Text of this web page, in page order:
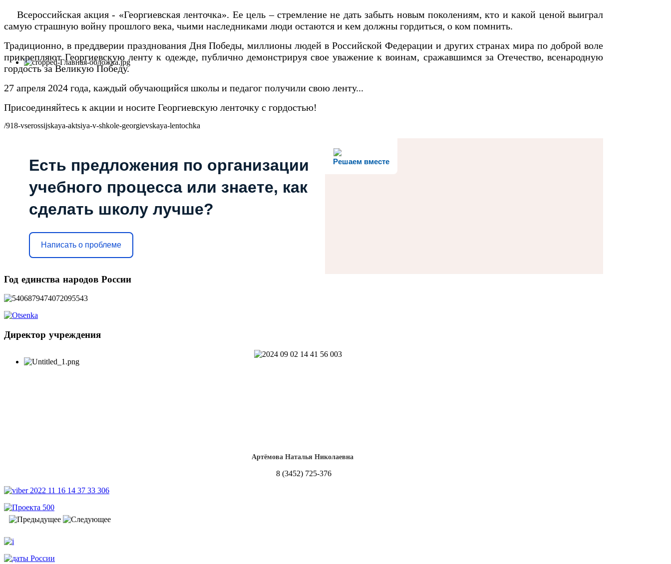
Всероссийская акция - «Георгиевская ленточка». Ее цель – стремление не дать забыть новым поколениям, кто и какой ценой выиграл
самую страшную войну прошлого века, чьими наследниками люди остаются и кем должны гордиться, о ком помнить.
Традиционно, в преддверии празднования Дня Победы, миллионы людей в Российской Федерации и других странах мира по доброй воле
прикрепляют Георгиевскую ленту к одежде, публично демонстрируя свое уважение к воинам, сражавшимся за Отечество, всенародную
гордость за Великую Победу.
27 апреля 2024 года, каждый обучающийся школы и педагог получили свою ленту...
Присоединяйтесь к акции и носите Георгиевскую ленточку с гордостью!
/918-vserossijskaya-aktsiya-v-shkole-georgievskaya-lentochka
Решаем вместе
Есть предложения по организации
учебного процесса или знаете, как
сделать школу лучше?
Написать о проблеме
Год единства народов России
Директор учреждения
Артёмова Наталья Николаевна
8 (3452) 725-376